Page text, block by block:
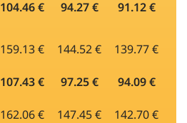
104.46 € 94.27 € 91.12 €
159.13 € 144.52 € 139.77 €
107.43 € 97.25 € 94.09 €
162.06 € 147.45 € 142.70 €